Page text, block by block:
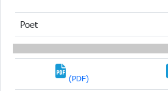
Poet
(PDF)